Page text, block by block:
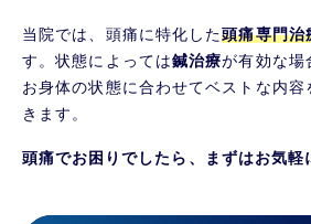
当院では、頭痛に特化した頭痛専門治
す。状態によっては鍼治療が有効な場
お身体の状態に合わせてベストな内
きます。
頭痛でお困りでしたら、まずはお気軽